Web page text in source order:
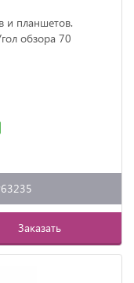
и планшетов.
обзора 70
Заказать